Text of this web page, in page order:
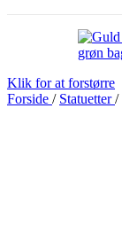
Klik for at forstørre
Forside / Statuetter/